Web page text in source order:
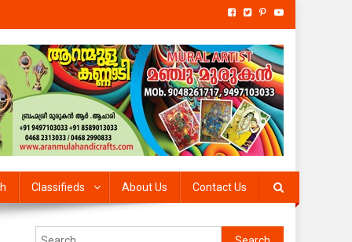
Classifieds About Us Contact Us
Search